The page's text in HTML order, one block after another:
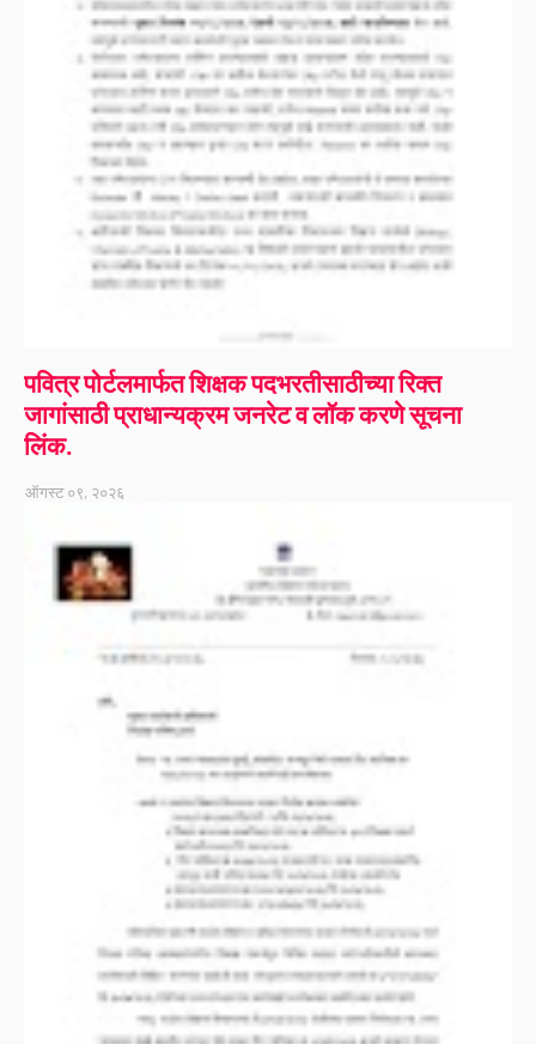
पवित्र पोर्टलमार्फत शिक्षक पदभरतीसाठीच्या रिक्त
जागांसाठी प्राधान्यक्रम जनरेट व लॉक करणे सूचना
लिंक.
ऑगस्ट ०९, २०२६